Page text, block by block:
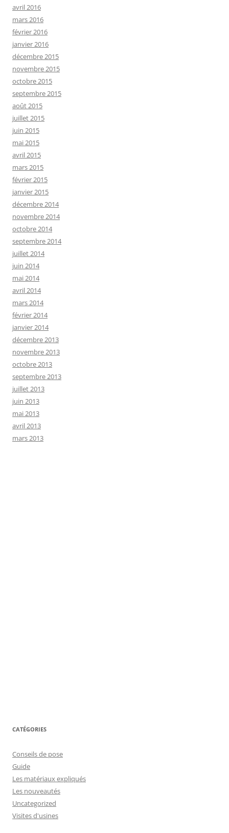
avril 2016
mars 2016
février 2016
janvier 2016
décembre 2015
novembre 2015
octobre 2015
septembre 2015
août 2015
juillet 2015
juin 2015
mai 2015
avril 2015
mars 2015
février 2015
janvier 2015
décembre 2014
novembre 2014
octobre 2014
septembre 2014
juillet 2014
juin 2014
mai 2014
avril 2014
mars 2014
février 2014
janvier 2014
décembre 2013
novembre 2013
octobre 2013
septembre 2013
juillet 2013
juin 2013
mai 2013
avril 2013
mars 2013
CATÉGORIES
Conseils de pose
Guide
Les matériaux expliqués
Les nouveautés
Uncategorized
Visites d'usines